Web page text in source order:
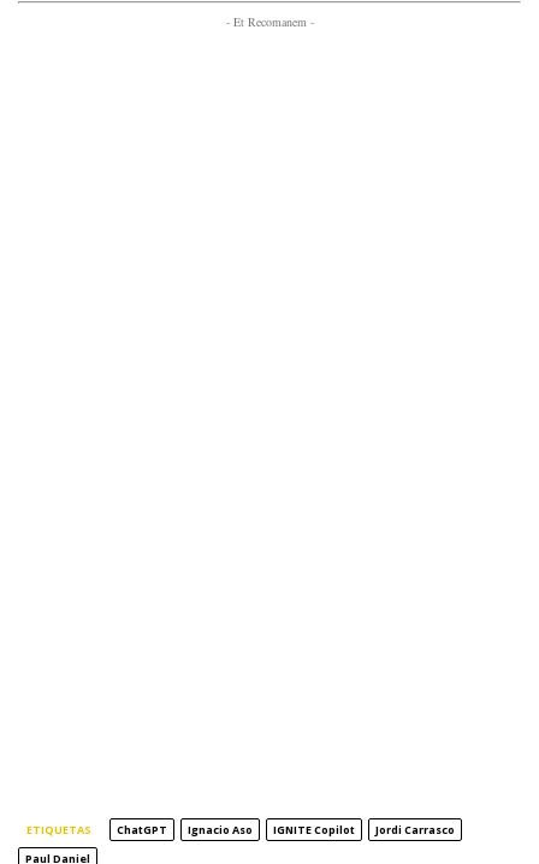
- Et Recomanem -
ETIQUETAS ChatGPT Ignacio Aso IGNITE Copilot
Jordi Carrasco
Paul Daniel